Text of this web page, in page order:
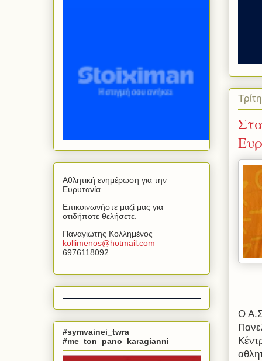
Ο
Αθλητική ενημέρωση για την
Ευρυτανία.
Επικοινωνήστε μαζί μας για
οτιδήποτε θελήσετε.
Παναγιώτης Κολλημένος
kollimenos@hotmail com
6976118092
#symvainei_twra
#me_ton_pano_karagianni